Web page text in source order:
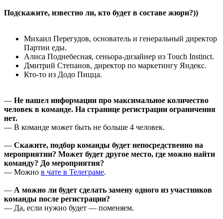
Подскажите, известно ли, кто будет в составе жюри?))
Михаил Перегудов, основатель и генеральный директор
Партии еды.
Алиса Поднебесная, сеньора-дизайнер из Touch Instinct.
Дмитрий Степанов, директор по маркетингу Яндекс.
Кто-то из Додо Пицца.
— Не нашел информации про максимальное количество
человек в команде. На странице регистрации ограничения
нет.
— В команде может быть не больше 4 человек.
— Скажите, подбор команды будет непосредственно на
мероприятии? Может будет другое место, где можно найти
команду? До мероприятия?
— Можно в чате в Телеграме.
— А можно ли будет сделать замену одного из участников
команды после регистрации?
— Да, если нужно будет — поменяем.